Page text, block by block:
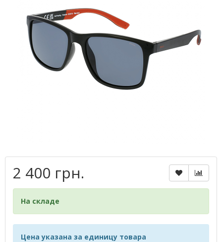
2 400 грн.
На складе
Цена указана за единицу товара